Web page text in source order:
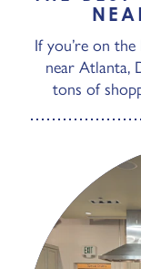
If you’re on
near Atlanta,
tons of